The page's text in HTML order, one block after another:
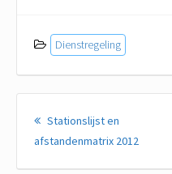
Dienstregeling
Berichtnavigatie
Stationslijst en
afstandenmatrix 2012